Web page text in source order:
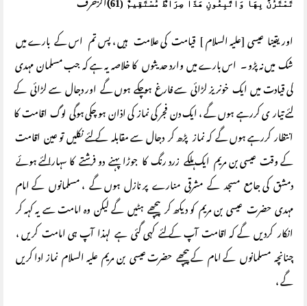
تَمْتَرُنَّ بِهَا وَاتَّبِعُونِ هَذَا صِرَاطٌ مُسْتَقِيمٌ (61
اور یقینا عیسی [علیہ السلام ] قیامت کی علامت ہیں ، پس تم اس کے بارے میں
شک میں نہ پڑو ۔ اس بارے میں وارد حدیثوں کا خلاصہ یہ ہے کہ جب مسلمان مہدی
کی قیادت میں ایک خونریز لڑائی سے فارغ ہوچکے ہوں گے اور دجال سے لڑائی کے
لئے تیار ی کررہے ہوں گے ، ایک دن فجر کی نماز کی اذان ہو چکی ہوگی لوگ اقامت کا
انتظار کررہے ہوں گے کہ نماز پڑھ کر دجال سے مقابلہ کے لئے نکلیں تو عین اقامت
کے وقت عیسی بن مریم ایک ہلکے زرد رنگ کا جوڑا پہنے دو فرشتے کا سہارا لئے ہوئے
دمشق کی جامع مسجد کے مشرقی منارے پر نازل ہوں گے ، مسلمانوں کے امام
مہدی حضرت عیسی بن مریم کو دیکھ کر پیچھے ہٹیں گے لیکن وہ امامت سے یہ کہہ کر
انکار کردیں گے کہ اقامت آپ کے لئے کہی گئی ہے لہذا آپ ہی امامت کریں ،
چنانچہ مسلمانوں کے امام کے پیچھے حضرت عیسی بن مریم علیہ السلام نماز ادا کریں
گے ،